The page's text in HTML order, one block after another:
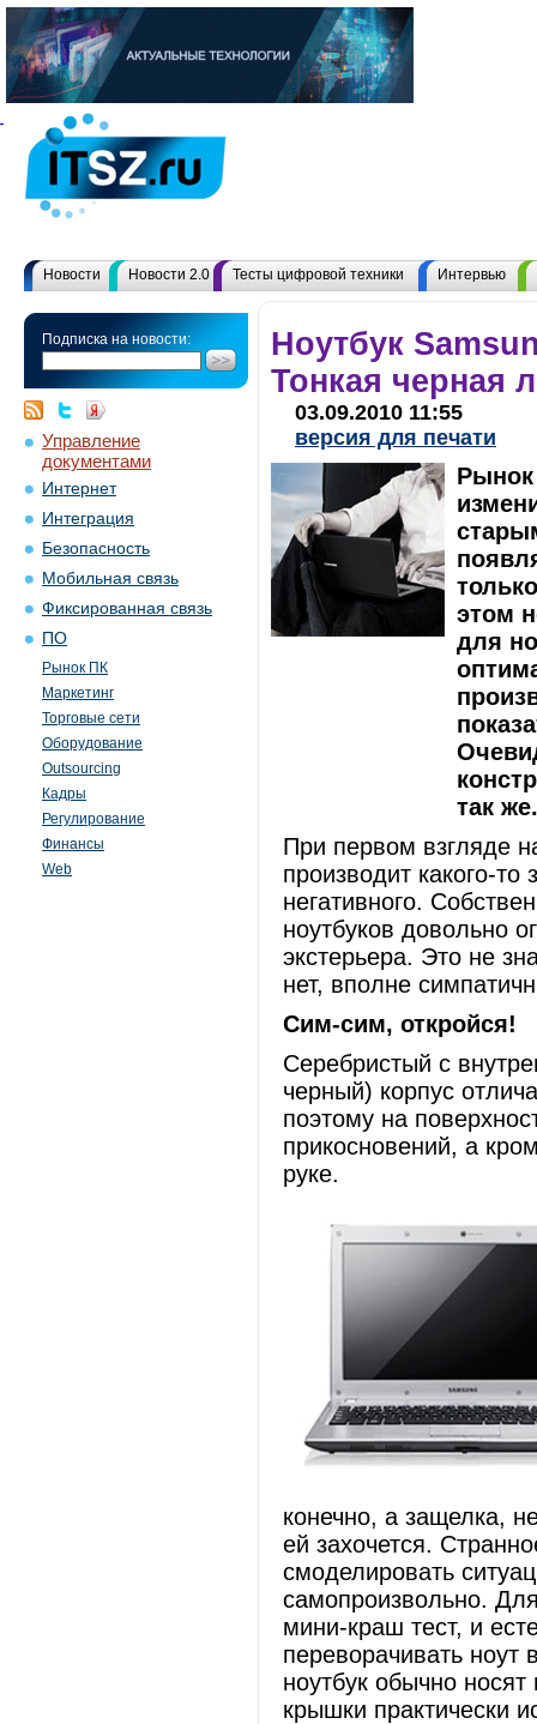
Новости Новости 2.0 Тесты цифровой техники Интервью
Подписка на новости:
Управление
документами
Интернет
Интеграция
Безопасность
Мобильная связь
Фиксированная связь
ПО
Рынок ПК
Маркетинг
Торговые сети
Оборудование
Outsourcing
Кадры
Регулирование
Финансы
Web
Ноутбук
Тонкая черная
03.09.2010 11:55
версия для печати
этом
для
так же.
При первом взгляде
производит какого-то
негативного.
ноутбуков довольно
экстерьера. Это не
нет, вполне
Сим-сим, откройся!
Серебристый с
черный) корпус
поэтому на
прикосновений, а
руке.
конечно, а защелка,
ей захочется.
смоделировать
самопроизвольно.
мини-краш тест, и
переворачивать ноут
ноутбук обычно
крышки практически